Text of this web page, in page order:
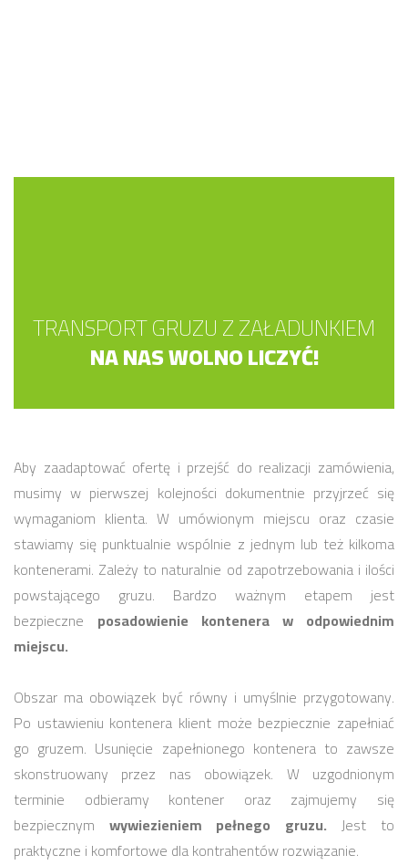
TRANSPORT GRUZU Z ZAŁADUNKIEM
NA NAS WOLNO LICZYĆ!
Aby zaadaptować ofertę i przejść do realizacji zamówienia,
musimy w pierwszej kolejności dokumentnie przyjrzeć się
wymaganiom klienta. W umówionym miejscu oraz czasie
stawiamy się punktualnie wspólnie z jednym lub też kilkoma
kontenerami. Zależy to naturalnie od zapotrzebowania i ilości
powstającego gruzu. Bardzo ważnym etapem jest
bezpieczne posadowienie kontenera w odpowiednim
miejscu.
Obszar ma obowiązek być równy i umyślnie przygotowany.
Po ustawieniu kontenera klient może bezpiecznie zapełniać
go gruzem. Usunięcie zapełnionego kontenera to zawsze
skonstruowany przez nas obowiązek. W uzgodnionym
terminie odbieramy kontener oraz zajmujemy się
bezpiecznymwywiezieniem pełnego gruzu. Jest to
praktyczne i komfortowe dla kontrahentów rozwiązanie.